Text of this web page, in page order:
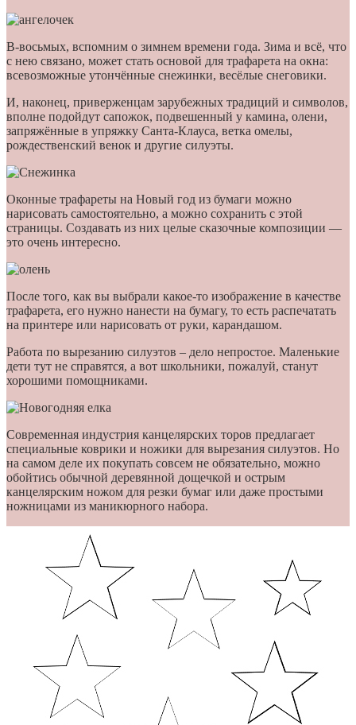
В-восьмых, вспомним о зимнем времени года. Зима и всё, что
с нею связано, может стать основой для трафарета на окна:
всевозможные утончённые снежинки, весёлые снеговики.
И, наконец, приверженцам зарубежных традиций и символов,
вполне подойдут сапожок, подвешенный у камина, олени,
запряжённые в упряжку Санта-Клауса, ветка омелы,
рождественский венок и другие силуэты.
Оконные трафареты на Новый год из бумаги можно
нарисовать самостоятельно, а можно сохранить с этой
страницы. Создавать из них целые сказочные композиции —
это очень интересно.
После того, как вы выбрали какое-то изображение в качестве
трафарета, его нужно нанести на бумагу, то есть распечатать
на принтере или нарисовать от руки, карандашом.
Работа по вырезанию силуэтов – дело непростое. Маленькие
дети тут не справятся, а вот школьники, пожалуй, станут
хорошими помощниками.
Современная индустрия канцелярских торов предлагает
специальные коврики и ножики для вырезания силуэтов. Но
на самом деле их покупать совсем не обязательно, можно
обойтись обычной деревянной дощечкой и острым
канцелярским ножом для резки бумаг или даже простыми
ножницами из маникюрного набора.